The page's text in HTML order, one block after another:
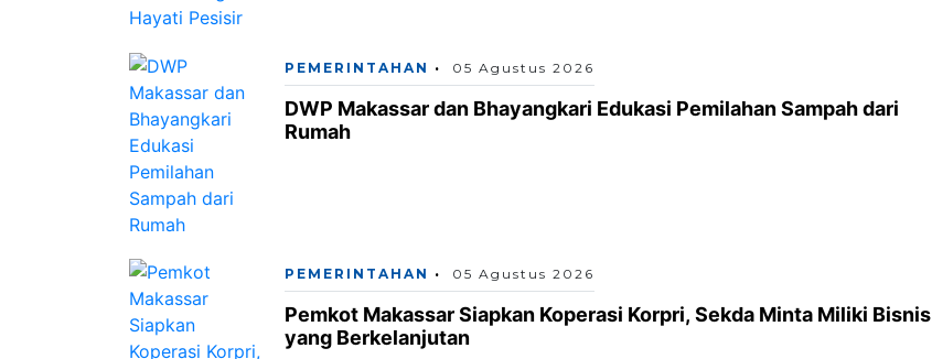
PEMERINTAHAN 05 Agustus 2026
DWP Makassar dan Bhayangkari Edukasi Pemilahan Sampah dari
Rumah
PEMERINTAHAN 05 Agustus 2026
Pemkot Makassar Siapkan Koperasi Korpri, Sekda Minta Miliki Bisnis
yang Berkelanjutan